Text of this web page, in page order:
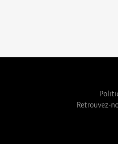
Retrouvez-